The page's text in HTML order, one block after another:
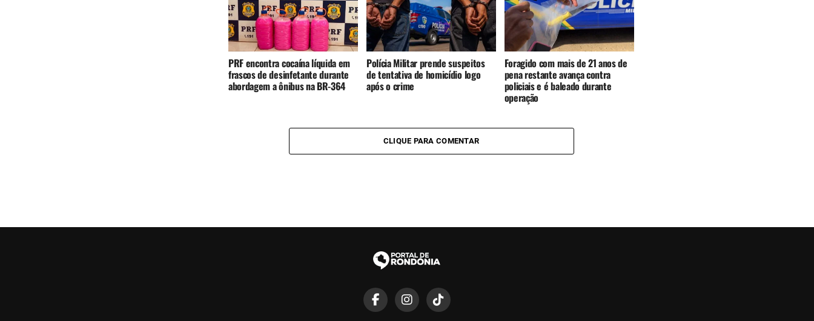
PRF encontra cocaína líquida em
frascos de desinfetante durante
abordagem a ônibus na BR-364
Polícia Militar prende suspeitos
de tentativa de homicídio logo
após o crime
Foragido com mais de 21 anos de
pena restante avança contra
policiais e é baleado durante
operação
CLIQUE PARA COMENTAR